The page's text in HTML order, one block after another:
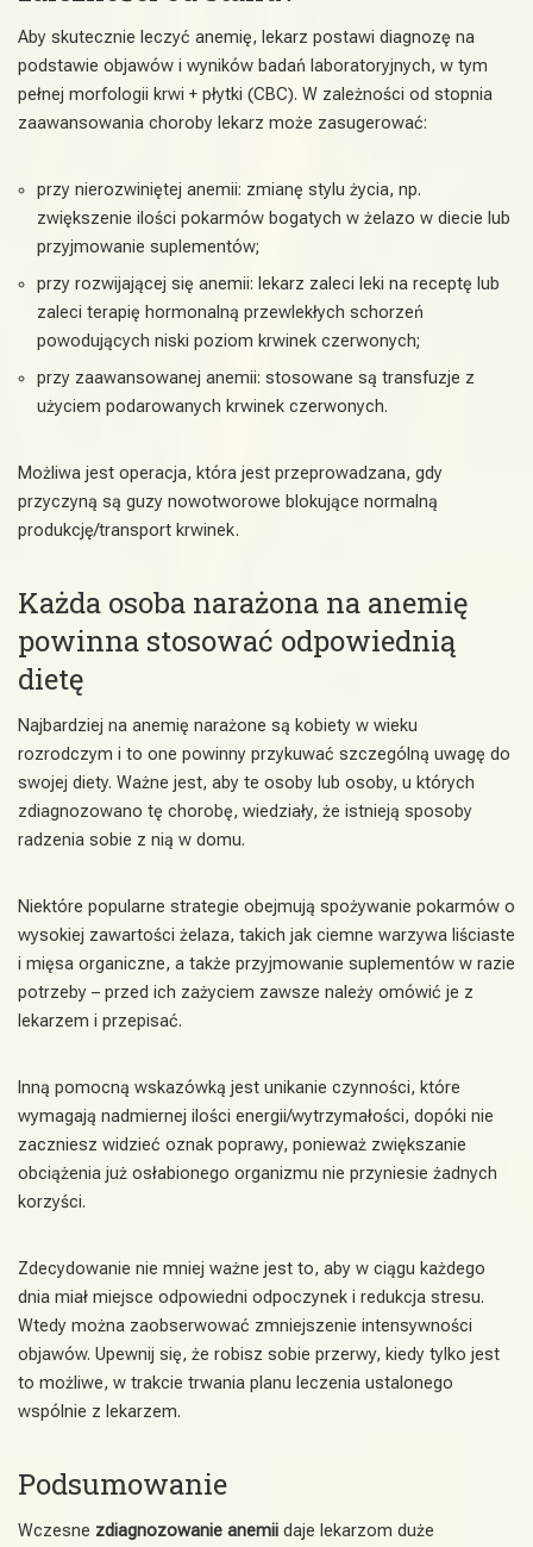
Aby skutecznie leczyć anemię, lekarz postawi diagnozę na
podstawie objawów i wyników badań laboratoryjnych, w tym
pełnej morfologii krwi + płytki (CBC). W zależności od stopnia
zaawansowania choroby lekarz może zasugerować:
przy nierozwiniętej anemii: zmianę stylu życia, np.
zwiększenie ilości pokarmów bogatych w żelazo w diecie lub
przyjmowanie suplementów;
przy rozwijającej się anemii: lekarz zaleci leki na receptę lub
zaleci terapię hormonalną przewlekłych schorzeń
powodujących niski poziom krwinek czerwonych;
przy zaawansowanej anemii: stosowane są transfuzje z
użyciem podarowanych krwinek czerwonych.
Możliwa jest operacja, która jest przeprowadzana, gdy
przyczyną są guzy nowotworowe blokujące normalną
produkcję/transport krwinek.
Każda osoba narażona na anemię
powinna stosować odpowiednią
dietę
Najbardziej na anemię narażone są kobiety w wieku
rozrodczym i to one powinny przykuwać szczególną uwagę do
swojej diety. Ważne jest, aby te osoby lub osoby, u których
zdiagnozowano tę chorobę, wiedziały, że istnieją sposoby
radzenia sobie z nią w domu.
Niektóre popularne strategie obejmują spożywanie pokarmów o
wysokiej zawartości żelaza, takich jak ciemne warzywa liściaste
i mięsa organiczne, a także przyjmowanie suplementów w razie
potrzeby – przed ich zażyciem zawsze należy omówić je z
lekarzem i przepisać.
Inną pomocną wskazówką jest unikanie czynności, które
wymagają nadmiernej ilości energii/wytrzymałości, dopóki nie
zaczniesz widzieć oznak poprawy, ponieważ zwiększanie
obciążenia już osłabionego organizmu nie przyniesie żadnych
korzyści.
Zdecydowanie nie mniej ważne jest to, aby w ciągu każdego
dnia miał miejsce odpowiedni odpoczynek i redukcja stresu.
Wtedy można zaobserwować zmniejszenie intensywności
objawów. Upewnij się, że robisz sobie przerwy, kiedy tylko jest
to możliwe, w trakcie trwania planu leczenia ustalonego
wspólnie z lekarzem.
Podsumowanie
Wczesne zdiagnozowanie anemii daje lekarzom duże